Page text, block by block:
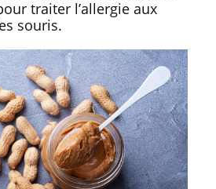
traiter l’allergie aux
souris.